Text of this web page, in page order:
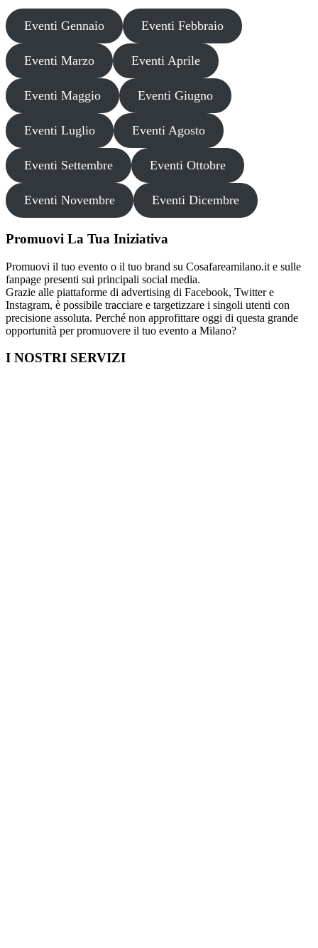
Eventi Gennaio Eventi Febbraio
Eventi Marzo Eventi Aprile
Eventi Maggio Eventi Giugno
Eventi Luglio Eventi Agosto
Eventi Settembre Eventi Ottobre
Eventi Novembre Eventi Dicembre
Promuovi La Tua Iniziativa
Promuovi il tuo evento o il tuo brand su Cosafareamilano.it e sulle
fanpage presenti sui principali social media.
Grazie alle piattaforme di advertising di Facebook, Twitter e
Instagram, è possibile tracciare e targetizzare i singoli utenti con
precisione assoluta. Perché non approfittare oggi di questa grande
opportunità per promuovere il tuo evento a Milano?
I NOSTRI SERVIZI